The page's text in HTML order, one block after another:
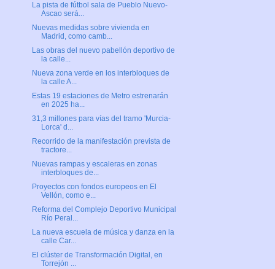
La pista de fútbol sala de Pueblo Nuevo-
Ascao será...
Nuevas medidas sobre vivienda en
Madrid, como camb...
Las obras del nuevo pabellón deportivo de
la calle...
Nueva zona verde en los interbloques de
la calle A...
Estas 19 estaciones de Metro estrenarán
en 2025 ha...
31,3 millones para vías del tramo 'Murcia-
Lorca' d...
Recorrido de la manifestación prevista de
tractore...
Nuevas rampas y escaleras en zonas
interbloques de...
Proyectos con fondos europeos en El
Vellón, como e...
Reforma del Complejo Deportivo Municipal
Río Peral...
La nueva escuela de música y danza en la
calle Car...
El clúster de Transformación Digital, en
Torrejón ...